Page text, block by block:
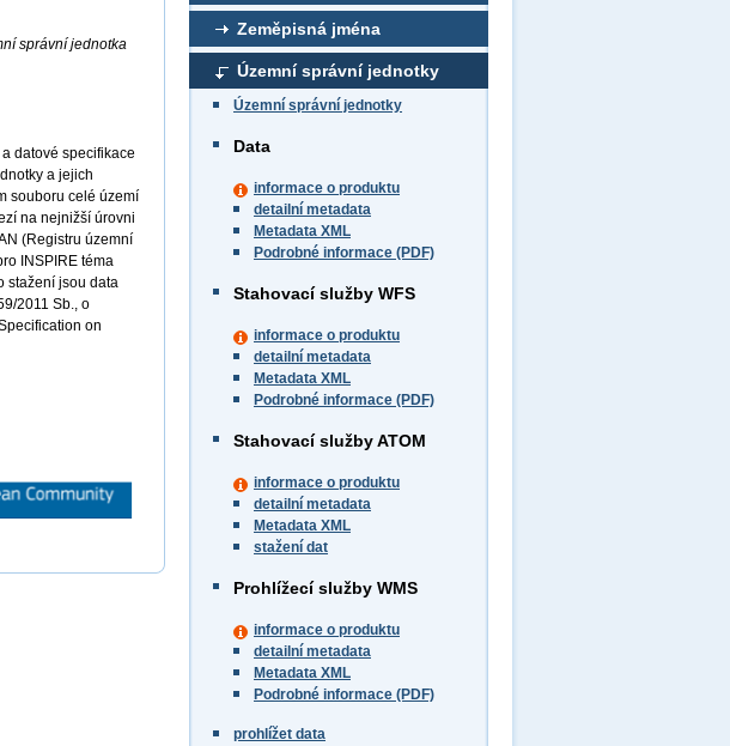
Zeměpisná jména
Územní správní jednotky
Územní správní jednotky
Data
informace o produktu
detailní metadata
Metadata XML
Podrobné informace (PDF)
Stahovací služby WFS
informace o produktu
detailní metadata
Metadata XML
Podrobné informace (PDF)
Stahovací služby ATOM
informace o produktu
detailní metadata
Metadata XML
stažení dat
Prohlížecí služby WMS
informace o produktu
detailní metadata
Metadata XML
Podrobné informace (PDF)
prohlížet data
správní jednotka
datové specifikace
a jejich
souboru celé území
na nejnižší úrovni
(Registru územní
INSPIRE téma
stažení jsou data
2011 Sb., o
on